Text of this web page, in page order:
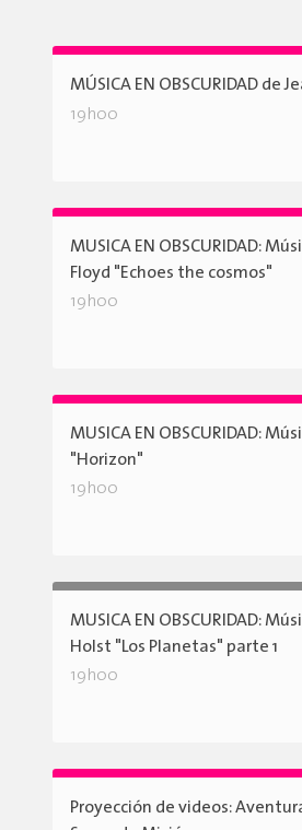
MÚSICA EN OBSCURIDAD de
19h00
MUSICA EN OBSCURIDAD:
Floyd "Echoes the cosmos"
19h00
MUSICA EN OBSCURIDAD:
"Horizon"
19h00
MUSICA EN OBSCURIDAD:
Holst "Los Planetas" parte 1
19h00
Proyección de videos: